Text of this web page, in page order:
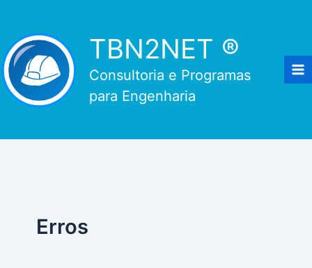
conteúdo
TBN2NET ®
Consultoria e Programas
para Engenharia
Erros